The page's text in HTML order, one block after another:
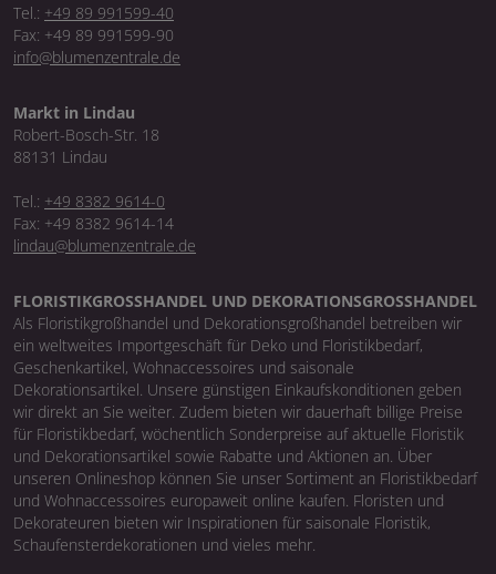
Tel.: +49 89 991599-40
Fax: +49 89 991599-90
info@blumenzentrale.de
Markt in Lindau
Robert-Bosch-Str. 18
88131 Lindau
Tel.: +49 8382 9614-0
Fax: +49 8382 9614-14
lindau@blumenzentrale.de
FLORISTIKGROSSHANDEL UND DEKORATIONSGROSSHANDEL
Als Floristikgroßhandel und Dekorationsgroßhandel betreiben wir
ein weltweites Importgeschäft für Deko und Floristikbedarf,
Geschenkartikel, Wohnaccessoires und saisonale
Dekorationsartikel. Unsere günstigen Einkaufskonditionen geben
wir direkt an Sie weiter. Zudem bieten wir dauerhaft billige Preise
für Floristikbedarf, wöchentlich Sonderpreise auf aktuelle Floristik
und Dekorationsartikel sowie Rabatte und Aktionen an. Über
unseren Onlineshop können Sie unser Sortiment an Floristikbedarf
und Wohnaccessoires europaweit online kaufen. Floristen und
Dekorateuren bieten wir Inspirationen für saisonale Floristik,
Schaufensterdekorationen und vieles mehr.